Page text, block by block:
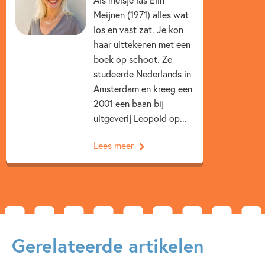
Emoties & gevoelens
Familie & gezin
Liefde & verliefdheid
Reizen & (verre) landen
Zelfvertrouwen & weerbaarheid
Elin Meijnen
Meijnen (1971) alles wat
los en vast zat. Je kon
haar uittekenen met een
boek op schoot. Ze
studeerde Nederlands in
Amsterdam en kreeg een
2001 een baan bij
uitgeverij Leopold op...
Lees meer
Gerelateerde artikelen